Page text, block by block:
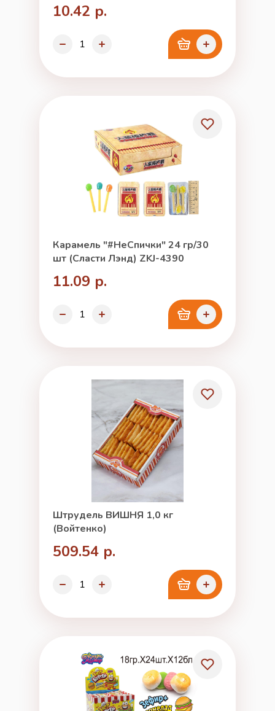
10.42 р.
Карамель "#НеСпички" 24 гр/30
шт (Сласти Лэнд) ZKJ-4390
11.09 р.
Штрудель ВИШНЯ 1,0 кг
(Войтенко)
509.54 р.